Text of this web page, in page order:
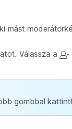
mást
Válassza a
gombbal